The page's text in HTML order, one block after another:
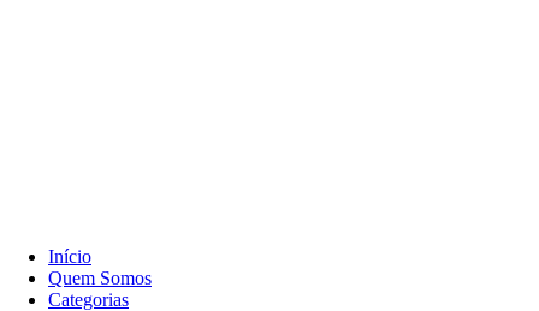
Início
Quem Somos
Categorias